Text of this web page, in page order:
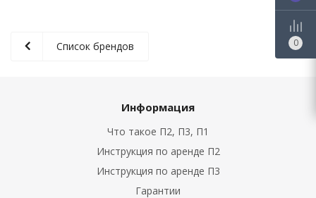
Список брендов
Информация
Что такое П2, П3, П1
Инструкция по аренде П2
Инструкция по аренде П3
Гарантии
0